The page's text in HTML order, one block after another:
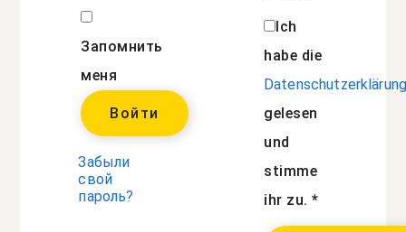
Запомнить
меня
Войти
Забыли
свой
пароль?
Ich
habe die
Datenschutzerklärung
gelesen
und
stimme
ihr zu. *